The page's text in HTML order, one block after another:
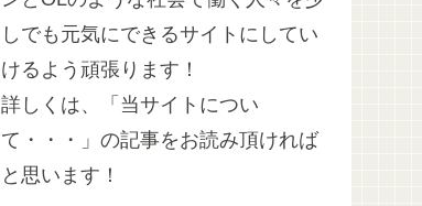
しでも元気にできるサイトにしてい
けるよう頑張ります！
詳しくは、「当サイトについ
て・・・」の記事をお読み頂ければ
と思います！